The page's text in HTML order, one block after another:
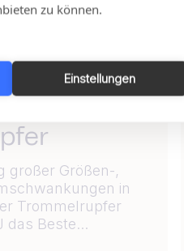
zu können.
Einstellungen
großer Größen-,
in
Trommelrupfer
das Beste...